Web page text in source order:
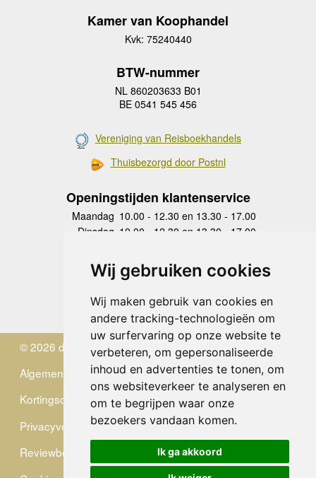
Wij gebruiken cookies
Wij maken gebruik van cookies en
andere tracking-technologieën om
uw surfervaring op onze website te
verbeteren, om gepersonaliseerde
inhoud en advertenties te tonen, om
ons websiteverkeer te analyseren en
om te begrijpen waar onze
bezoekers vandaan komen.
Ik ga akkoord
Kamer van Koophandel
Kvk: 75240440
BTW-nummer
NL 860203633 B01
BE 0541 545 456
Vereniging van Reisboekhandels
Thuisbezorgd door Postnl
Openingstijden klantenservice
Maandag 10.00 - 12.30 en 13.30 - 17.00
Dinsdag 10.00 - 12.30 en 13.30 - 17.00
Donderdag
10.00 - 12.30 en 13.30 - 17.00
Vrijdag 10.00 - 12.30 en 13.30 - 17.00
Zaterdag
gesloten
Zondag gesloten
© 2026 de Zwerver
Algemene Voorwaarden
Kortingscode
Privacyverklaring
Reviewbeleid